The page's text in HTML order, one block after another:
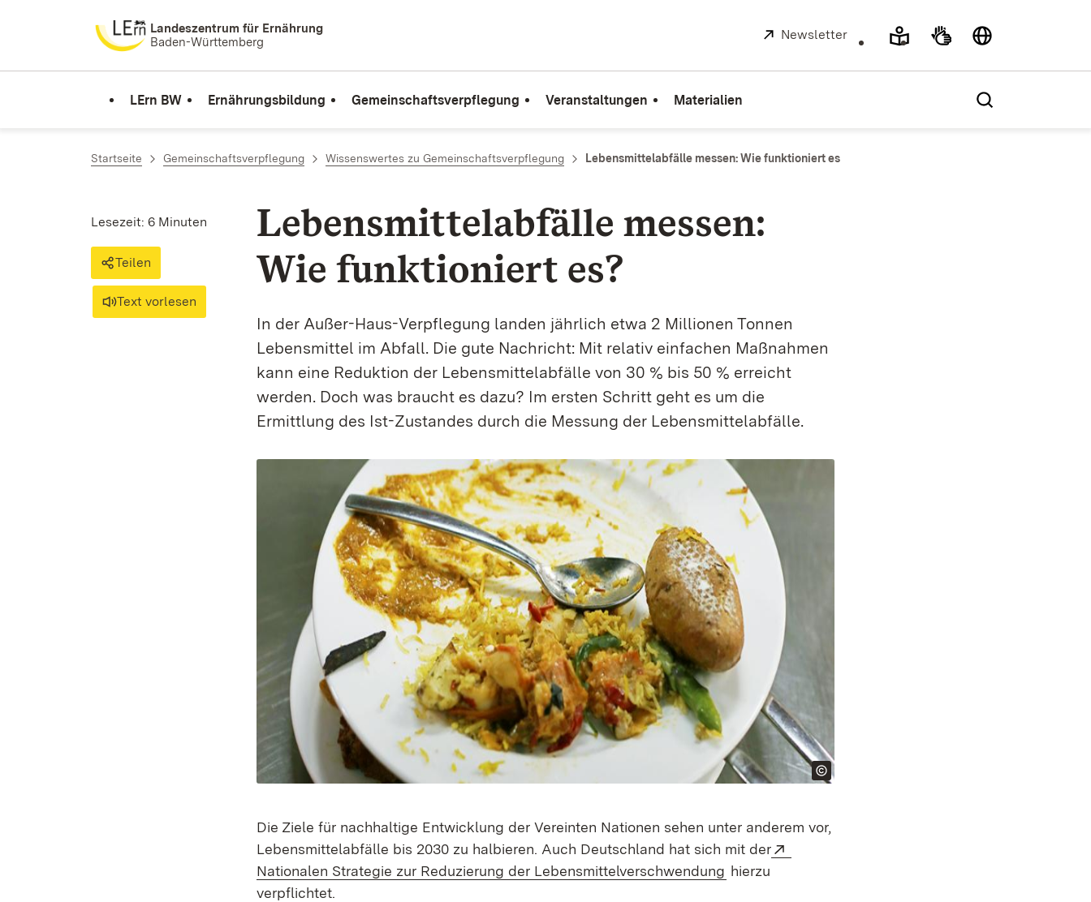
Zum Inhalt springenLandeszentrum für Ernährung
Baden-Württemberg
Extern:
Newsletter (Öffnet in neuem Fenster)
LErn BW Ernährungsbildung Gemeinschaftsverpflegung Veranstaltungen Materialien
Startseite Gemeinschaftsverpflegung Wissenswertes zu Gemeinschaftsverpflegung Lebensmittelabfälle messen: Wie funktioniert es
Lebensmittelabfälle messen:
Wie funktioniert es?
In der Außer-Haus-Verpflegung landen jährlich etwa 2 Millionen Tonnen
Lebensmittel im Abfall. Die gute Nachricht: Mit relativ einfachen Maßnahmen
kann eine Reduktion der Lebensmittelabfälle von 30 % bis 50 % erreicht
werden. Doch was braucht es dazu? Im ersten Schritt geht es um die
Ermittlung des Ist-Zustandes durch die Messung der Lebensmittelabfälle.
Lesezeit: 6 Minuten
Teilen
Text vorlesen
Die Ziele für nachhaltige Entwicklung der Vereinten Nationen sehen unter anderem vor,
Lebensmittelabfälle bis 2030 zu halbieren. Auch Deutschland hat sich mit der
Nationalen Strategie zur Reduzierung der Lebensmittelverschwendung (Öffnet in neuem Fenster)
hierzu
verpflichtet.